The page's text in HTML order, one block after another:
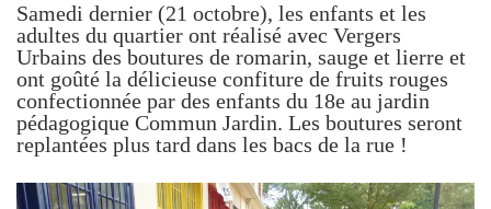
Samedi dernier (21 octobre), les enfants et les
adultes du quartier ont réalisé avec Vergers
Urbains des boutures de romarin, sauge et lierre et
ont goûté la délicieuse confiture de fruits rouges
confectionnée par des enfants du 18e au jardin
pédagogique Commun Jardin. Les boutures seront
replantées plus tard dans les bacs de la rue !